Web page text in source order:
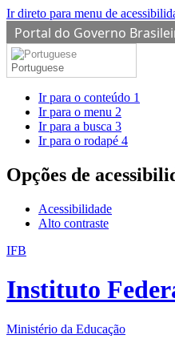
Ir direto para menu de
Portal do Governo
Portuguese
Ir para o conteúdo 1
Ir para o menu 2
Ir para a busca 3
Ir para o rodapé 4
Opções de
Acessibilidade
Alto contraste
IFB
Instituto
Ministério da Educação